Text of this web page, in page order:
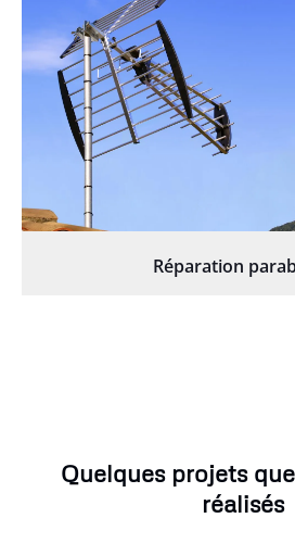
Réparation
Quelques projets
réalisés